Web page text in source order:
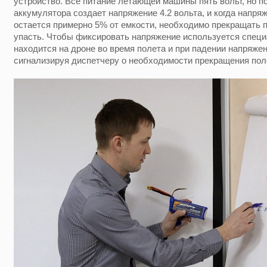
аккумулятора создает напряжение 4.2 вольта, и когда
остается примерно 5% от емкости, необходимо прекращать
упасть. Чтобы фиксировать напряжение используется
находится на дроне во время полета и при падении
сигнализируя диспетчеру о необходимости прекращения